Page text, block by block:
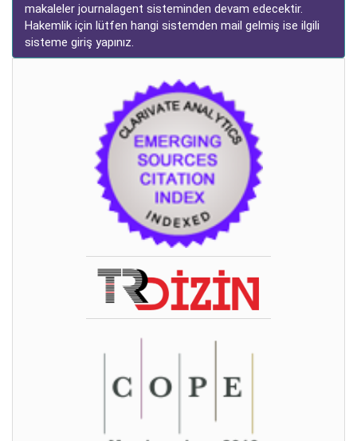
makaleler journalagent sisteminden devam edecektir.
Hakemlik için lütfen hangi sistemden mail gelmiş ise ilgili
sisteme giriş yapınız.